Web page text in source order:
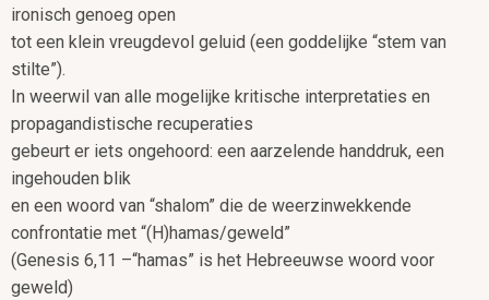
ironisch genoeg open
tot een klein vreugdevol geluid (een goddelijke “stem van
stilte”).
In weerwil van alle mogelijke kritische interpretaties en
propagandistische recuperaties
gebeurt er iets ongehoord: een aarzelende handdruk, een
ingehouden blik
en een woord van “shalom” die de weerzinwekkende
confrontatie met “(H)hamas/geweld”
(Genesis 6,11 –“hamas” is het Hebreeuwse woord voor
geweld)